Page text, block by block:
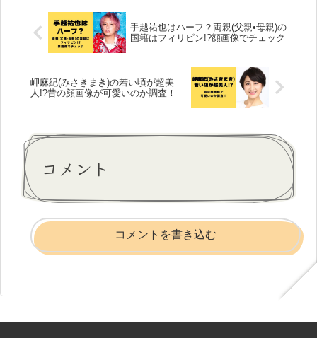
手越祐也はハーフ？両親(父親•母親)の
国籍はフィリピン!?顔画像でチェック
岬麻紀(みさきまき)の若い頃が超美
人!?昔の顔画像が可愛いのか調査！
コメント
コメントを書き込む